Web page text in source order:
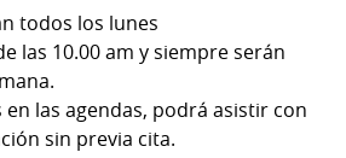
todos los lunes
las 10.00 am y siempre serán
las agendas, podrá asistir con
sin previa cita.